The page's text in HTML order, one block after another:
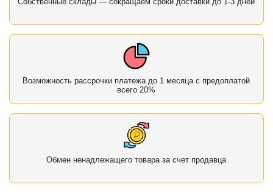
Возможность рассрочки платежа до 1 месяца с предоплатой
всего 20%
Обмен ненадлежащего товара за счет продавца